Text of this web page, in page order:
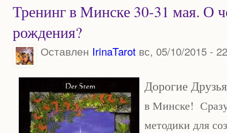
Тренинг в Минске 30-31 мая. О
рождения?
Оставлен IrinaTarotвс, 05/10/2015 -
Дорогие
в Минске!
методики для